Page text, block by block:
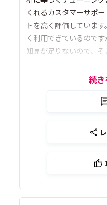
くれるカスタマーサポ
トを高く評価していま
く利用できているので
知見が足りないので、そ
続き